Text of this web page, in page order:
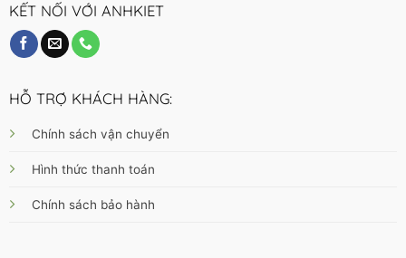
KẾT NỐI VỚI ANHKIET
HỖ TRỢ KHÁCH HÀNG:
Chính sách vận chuyển
Hình thức thanh toán
Chính sách bảo hành